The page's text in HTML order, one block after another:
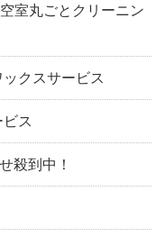
室丸ごとクリーニン
クスサービス
ス
殺到中！